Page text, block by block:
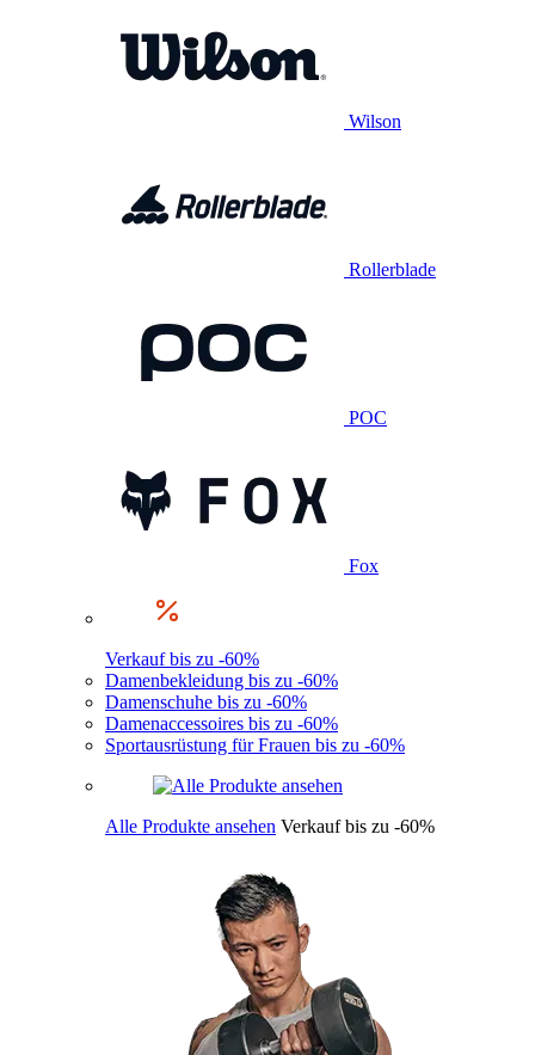
Wilson
Rollerblade
POC
Fox
Verkauf bis zu -60%
Damenbekleidung bis zu -60%
Damenschuhe bis zu -60%
Damenaccessoires bis zu -60%
Sportausrüstung für Frauen bis zu -60%
Alle Produkte ansehen Verkauf bis zu -60%